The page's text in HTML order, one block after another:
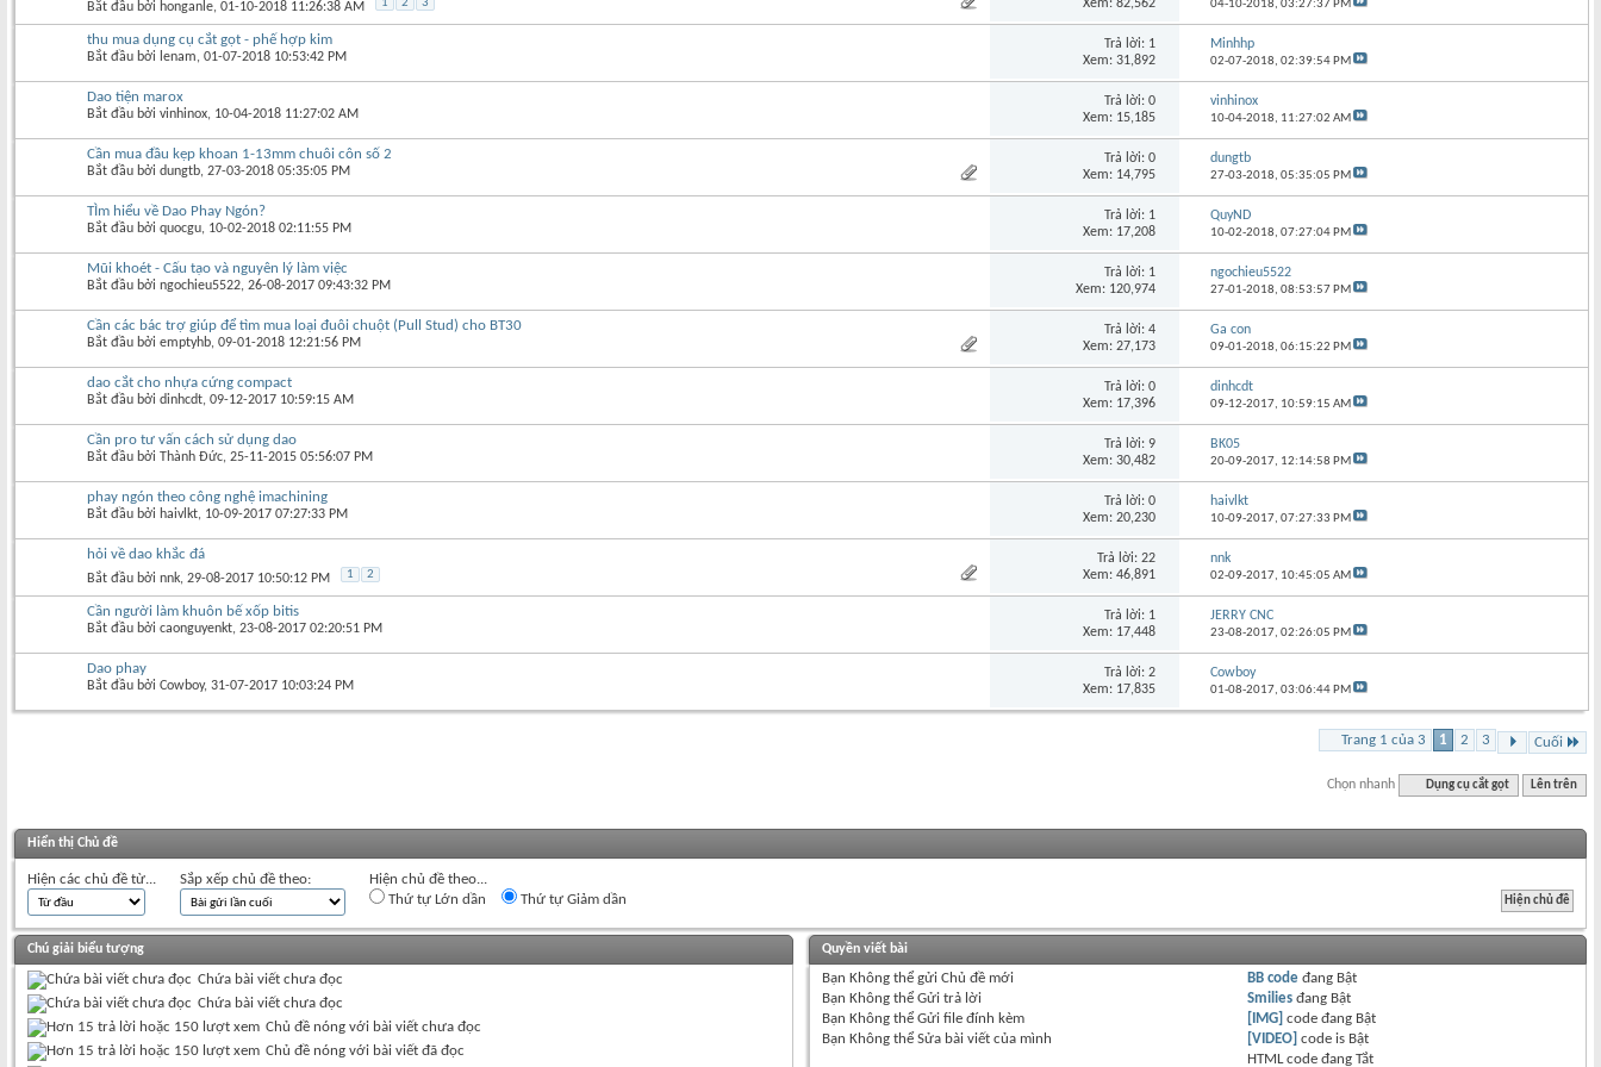
Bắt đầu bởi honganle‎, 01-10-2018 11:26:38 AM 1 2 3 Xem: 82,562 04-10-2018,03:27:37 PM
thu mua dụng cụ cắt gọt - phế hợp kim
Bắt đầu bởi lenam‎, 01-07-2018 10:53:42 PM
Trả lời: 1
Xem: 31,892
Minhhp
02-07-2018,02:39:54 PM
Dao tiện marox
Bắt đầu bởi vinhinox‎, 10-04-2018 11:27:02 AM
Trả lời: 0
Xem: 15,185
vinhinox
10-04-2018, 11:27:02 AM
Cần mua đầu kẹp khoan 1-13mm chuôi côn số 2
Bắt đầu bởi dungtb‎, 27-03-2018 05:35:05 PM
Trả lời: 0
Xem: 14,795
dungtb
27-03-2018,05:35:05 PM
TÌm hiểu về Dao Phay Ngón?
Bắt đầu bởi quocgu‎, 10-02-2018 02:11:55 PM
Trả lời: 1
Xem: 17,208
QuyND
10-02-2018,07:27:04 PM
Mũi khoét - Cấu tạo và nguyên lý làm việc
Bắt đầu bởi ngochieu5522‎, 26-08-2017 09:43:32 PM
Trả lời: 1
Xem: 120,974
ngochieu5522
27-01-2018,08:53:57 PM
Cần các bác trợ giúp để tìm mua loại đuôi chuột (Pull Stud) cho BT30
Bắt đầu bởi emptyhb‎, 09-01-2018 12:21:56 PM
Trả lời: 4
Xem: 27,173
Ga con
09-01-2018,06:15:22 PM
dao cắt cho nhựa cứng compact
Bắt đầu bởi dinhcdt‎, 09-12-2017 10:59:15 AM
Trả lời: 0
Xem: 17,396
dinhcdt
09-12-2017, 10:59:15 AM
Cần pro tư vấn cách sử dụng dao
Bắt đầu bởi Thành Đức‎, 25-11-2015 05:56:07 PM
Trả lời: 9
Xem: 30,482
BK05
20-09-2017, 12:14:58 PM
phay ngón theo công nghệ imachining
Bắt đầu bởi haivlkt‎, 10-09-2017 07:27:33 PM
Trả lời: 0
Xem: 20,230
haivlkt
10-09-2017,07:27:33 PM
hỏi về dao khắc đá
Bắt đầu bởi nnk‎, 29-08-2017 10:50:12 PM 1 2
Trả lời: 22
Xem: 46,891
nnk
02-09-2017, 10:45:05 AM
Cần người làm khuôn bế xốp bitis
Bắt đầu bởi caonguyenkt‎, 23-08-2017 02:20:51 PM
Trả lời: 1
Xem: 17,448
JERRY CNC
23-08-2017,02:26:05 PM
Dao phay
Bắt đầu bởi Cowboy‎, 31-07-2017 10:03:24 PM
Trả lời: 2
Xem: 17,835
Cowboy
01-08-2017,03:06:44 PM
Trang 1 của 3 1 2 3 Cuối
Chọn nhanh Dụng cụ cắt gọt Lên trên
Hiển thị Chủ đề
Hiện các chủ đề từ... Sắp xếp chủ đề theo:
Hiện chủ đề theo...
Thứ tự Lớn dần
Thứ tự Giảm dần
Chú giải biểu tượng
Chứa bài viết chưa đọc
Chứa bài viết chưa đọc
Chủ đề nóng với bài viết chưa đọc
Chủ đề nóng với bài viết đã đọc
Quyền viết bài
Bạn Không thểgửi Chủ đề mới
Bạn Không thểGửi trả lời
Bạn Không thểGửi file đính kèm
Bạn Không thểSửa bài viết của mình
BB code đang Bật
Smilies đang Bật
[IMG] code đang Bật
[VIDEO] code is Bật
HTML code đangTắt